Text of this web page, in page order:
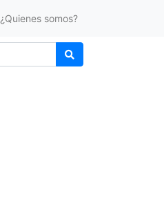
¿Quienes somos?